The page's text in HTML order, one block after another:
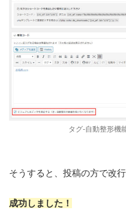
タグ-自動整形機
そうすると、投稿の方で改
成功しました！